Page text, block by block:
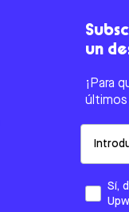
un
¡Para
últimos
Sí,